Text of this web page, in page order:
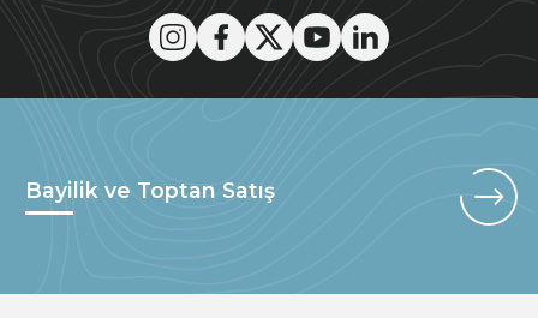
Bayilik ve Toptan Satış